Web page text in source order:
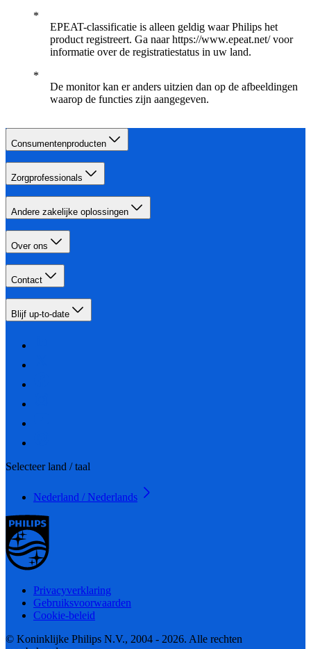
EPEAT-classificatie is alleen geldig waar Philips het
product registreert. Ga naar https://www.epeat.net/ voor
informatie over de registratiestatus in uw land.
De monitor kan er anders uitzien dan op de afbeeldingen
waarop de functies zijn aangegeven.
Consumentenproducten
Zorgprofessionals
Andere zakelijke oplossingen
Over ons
Contact
Blijf up-to-date
Selecteer land / taal
Nederland / Nederlands
Privacyverklaring
Gebruiksvoorwaarden
Cookie-beleid
© Koninklijke Philips N.V., 2004 - 2026. Alle rechten